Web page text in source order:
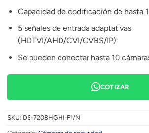
Capacidad de codificación de hasta
5 señales de entrada adaptativas
(HDTVI/AHD/CVI/CVBS/IP)
Se pueden conectar hasta 10
COTIZAR
SKU: DS-7208HGHI-F1/N